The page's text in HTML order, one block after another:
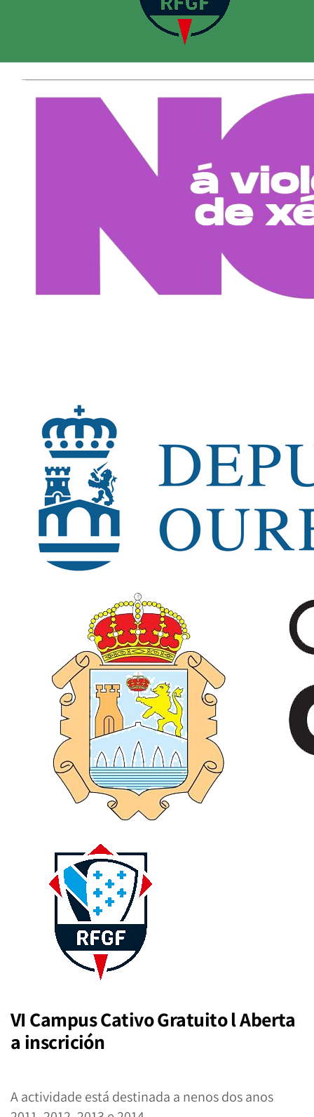
VI Campus Cativo Gratuito l Aberta
a inscrición
A actividade está destinada a nenos dos anos